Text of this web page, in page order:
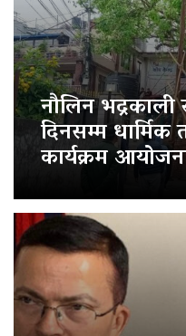
नौलिन भद्रकाली
दिनसम्म
कार्यक्रम